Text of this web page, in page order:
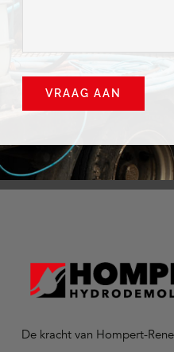
VRAAG AAN
De kracht van Hompert-